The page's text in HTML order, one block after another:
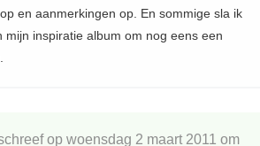
en aanmerkingen op. En sommige sla ik
mijn inspiratie album om nog eens een
op woensdag 2 maart 2011 om